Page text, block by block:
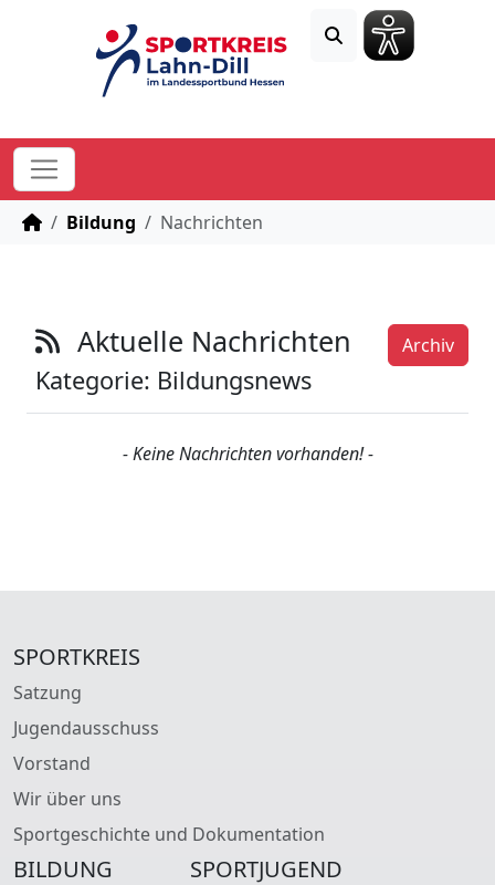
STARTSEITE
Bildung Nachrichten
Archiv
Aktuelle Nachrichten
Kategorie: Bildungsnews
- Keine Nachrichten vorhanden! -
SPORTKREIS
Satzung
Jugendausschuss
Vorstand
Wir über uns
Sportgeschichte und Dokumentation
BILDUNG SPORTJUGEND